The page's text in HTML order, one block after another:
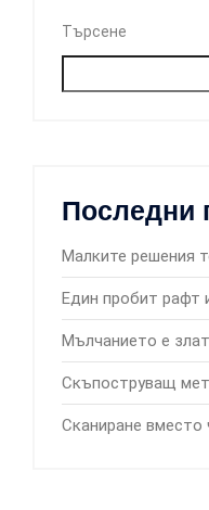
Търсене
Последни
Малките решения
Един пробит рафт
Мълчанието е
Скъпоструващ
Сканиране вместо